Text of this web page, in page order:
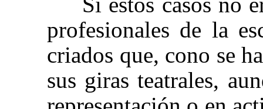
profesionales de la
criados que, cono se
sus giras teatrales,